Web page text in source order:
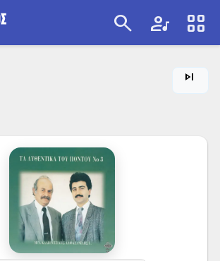
search artist view_cozy
skip_next